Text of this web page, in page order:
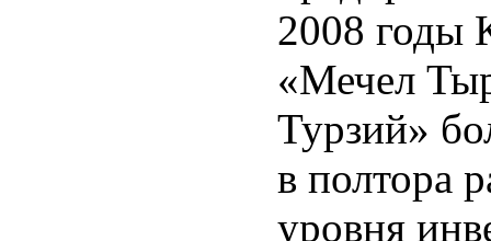
2008 годы
«Мечел
Турзий»
в полтора
уровня